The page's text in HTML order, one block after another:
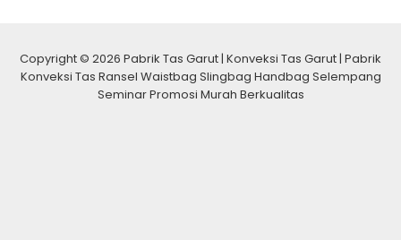
Copyright © 2026 Pabrik Tas Garut | Konveksi Tas Garut | Pabrik
Konveksi Tas Ransel Waistbag Slingbag Handbag Selempang
Seminar Promosi Murah Berkualitas